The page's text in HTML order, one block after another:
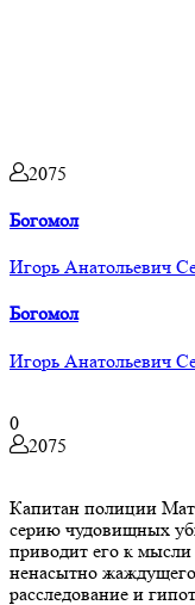
2075
Богомол
Игорь Анатольевич
Богомол
Игорь Анатольевич
0
2075
Капитан полиции
серию чудовищных
приводит его к мысли
ненасытно
расследование и